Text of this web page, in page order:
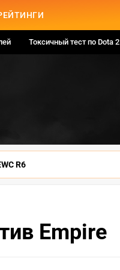
Токсичный тест по Dota 2
R6
Empire